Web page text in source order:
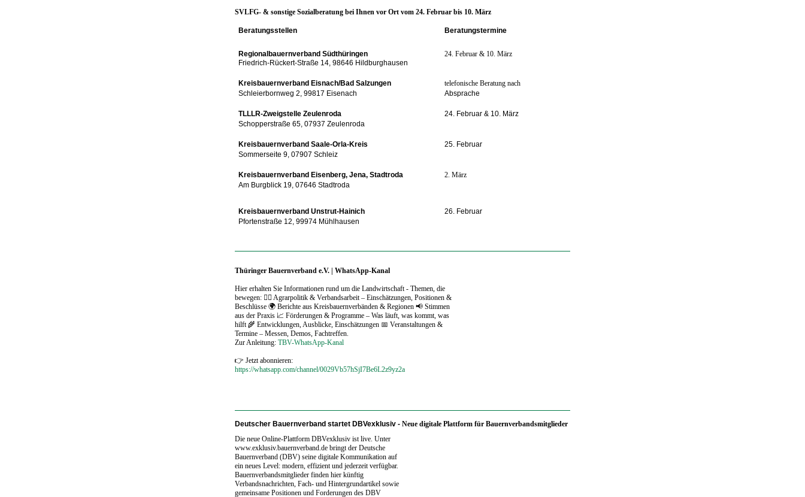
SVLFG- & sonstige Sozialberatung bei Ihnen vor Ort vom 24. Februar bis 10. März
Beratungsstellen Beratungstermine
Regionalbauernverband Südthüringen
Friedrich-Rückert-Straße 14, 98646 Hildburghausen
24. Februar & 10. März
Kreisbauernverband Eisnach/Bad Salzungen
telefonische Beratung nach
Schleierbornweg 2, 99817 Eisenach
Absprache
TLLLR-Zweigstelle Zeulenroda
24. Februar & 10. März
Schopperstraße 65, 07937 Zeulenroda
Kreisbauernverband Saale-Orla-Kreis
25. Februar
Sommerseite 9, 07907 Schleiz
Kreisbauernverband Eisenberg, Jena, Stadtroda
2. März
Am Burgblick 19, 07646 Stadtroda
Kreisbauernverband Unstrut-Hainich
26. Februar
Pfortenstraße 12, 99974 Mühlhausen
Thüringer Bauernverband e.V. | WhatsApp-Kanal
Hier erhalten Sie Informationen rund um die Landwirtschaft - Themen, die
bewegen: 🧑‍⚖️ Agrarpolitik & Verbandsarbeit – Einschätzungen, Positionen &
Beschlüsse 🌍 Berichte aus Kreisbauernverbänden & Regionen 📢 Stimmen
aus der Praxis 📈 Förderungen & Programme – Was läuft, was kommt, was
hilft 🌾 Entwicklungen, Ausblicke, Einschätzungen 📅 Veranstaltungen &
Termine – Messen, Demos, Fachtreffen.
Zur Anleitung: TBV-WhatsApp-Kanal
👉 Jetzt abonnieren:
https://whatsapp.com/channel/0029Vb57hSjI7Be6L2z9yz2a
Deutscher Bauernverband startet DBVexklusiv - Neue digitale Plattform für Bauernverbandsmitglieder
Die neue Online-Plattform DBVexklusiv ist live. Unter
www.exklusiv.bauernverband.de bringt der Deutsche
Bauernverband (DBV) seine digitale Kommunikation auf
ein neues Level: modern, effizient und jederzeit verfügbar.
Bauernverbandsmitglieder finden hier künftig
Verbandsnachrichten, Fach- und Hintergrundartikel sowie
gemeinsame Positionen und Forderungen des DBV